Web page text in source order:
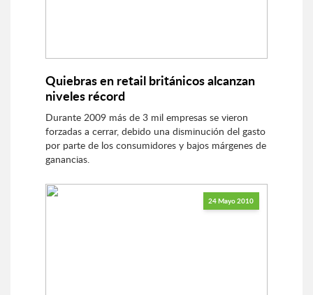
Quiebras en retail británicos alcanzan
niveles récord
Durante 2009 más de 3 mil empresas se vieron
forzadas a cerrar, debido una disminución del gasto
por parte de los consumidores y bajos márgenes de
ganancias.
24 Mayo 2010